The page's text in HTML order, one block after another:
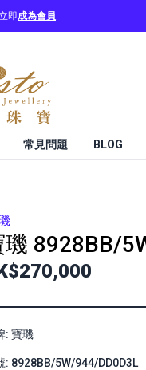
即成為會員
常見問題 BLOG
璣 8928BB/
: 寶璣
: 8928BB/5W/944/DD0D3L